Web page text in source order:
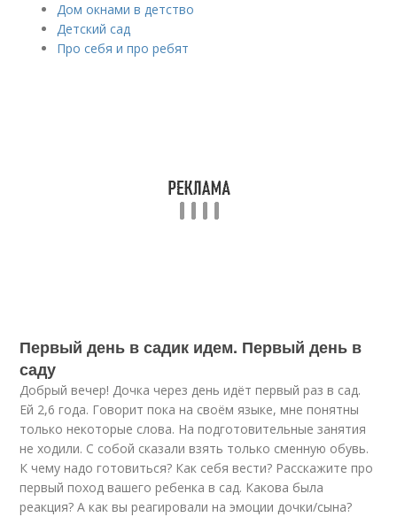
Дом окнами в детство
Детский сад
Про себя и про ребят
Первый день в садик идем. Первый день в
саду
Добрый вечер! Дочка через день идёт первый раз в сад.
Ей 2,6 года. Говорит пока на своём языке, мне понятны
только некоторые слова. На подготовительные занятия
не ходили. С собой сказали взять только сменную обувь.
К чему надо готовиться? Как себя вести? Расскажите про
первый поход вашего ребенка в сад. Какова была
реакция? А как вы реагировали на эмоции дочки/сына?